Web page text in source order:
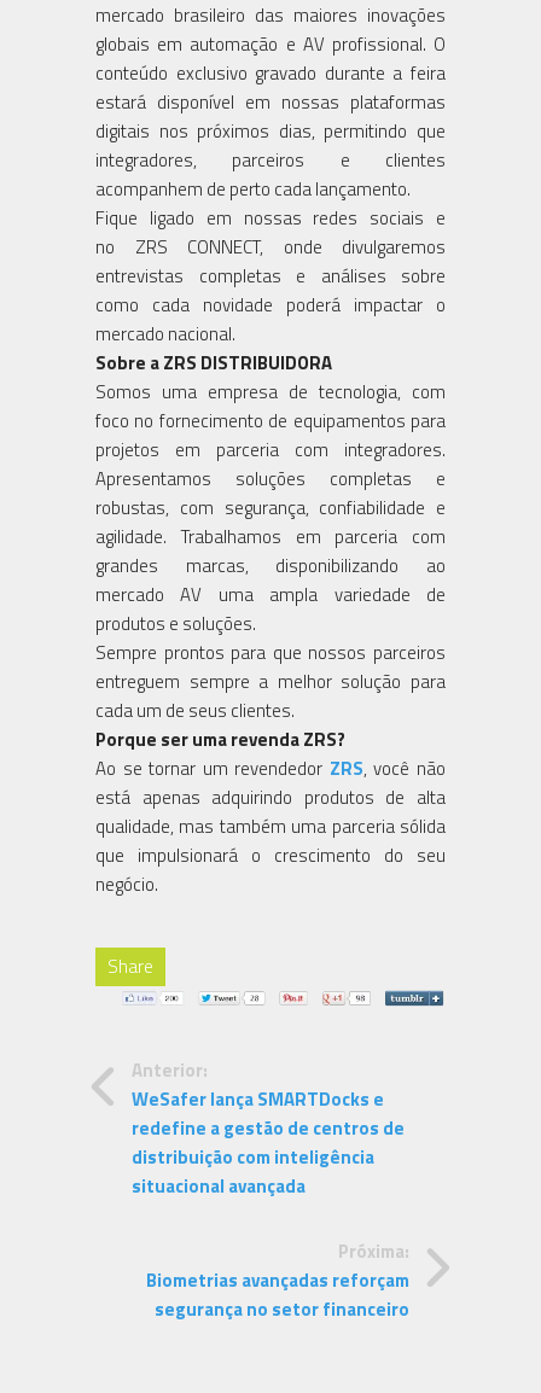
mercado brasileiro das maiores inovações
globais em automação e AV profissional. O
conteúdo exclusivo gravado durante a feira
estará disponível em nossas plataformas
digitais nos próximos dias, permitindo que
integradores, parceiros e clientes
acompanhem de perto cada lançamento.
Fique ligado em nossas redes sociais e
no ZRS CONNECT, onde divulgaremos
entrevistas completas e análises sobre
como cada novidade poderá impactar o
mercado nacional.
Sobre a ZRS DISTRIBUIDORA
Somos uma empresa de tecnologia, com
foco no fornecimento de equipamentos para
projetos em parceria com integradores.
Apresentamos soluções completas e
robustas, com segurança, confiabilidade e
agilidade. Trabalhamos em parceria com
grandes marcas, disponibilizando ao
mercado AV uma ampla variedade de
produtos e soluções.
Sempre prontos para que nossos parceiros
entreguem sempre a melhor solução para
cada um de seus clientes.
Porque ser uma revenda ZRS?
Ao se tornar um revendedor ZRS, você não
está apenas adquirindo produtos de alta
qualidade, mas também uma parceria sólida
que impulsionará o crescimento do seu
negócio.
Share
Anterior:
WeSafer lança SMARTDocks e
redefine a gestão de centros de
distribuição com inteligência
situacional avançada
Próxima:
Biometrias avançadas reforçam
segurança no setor financeiro